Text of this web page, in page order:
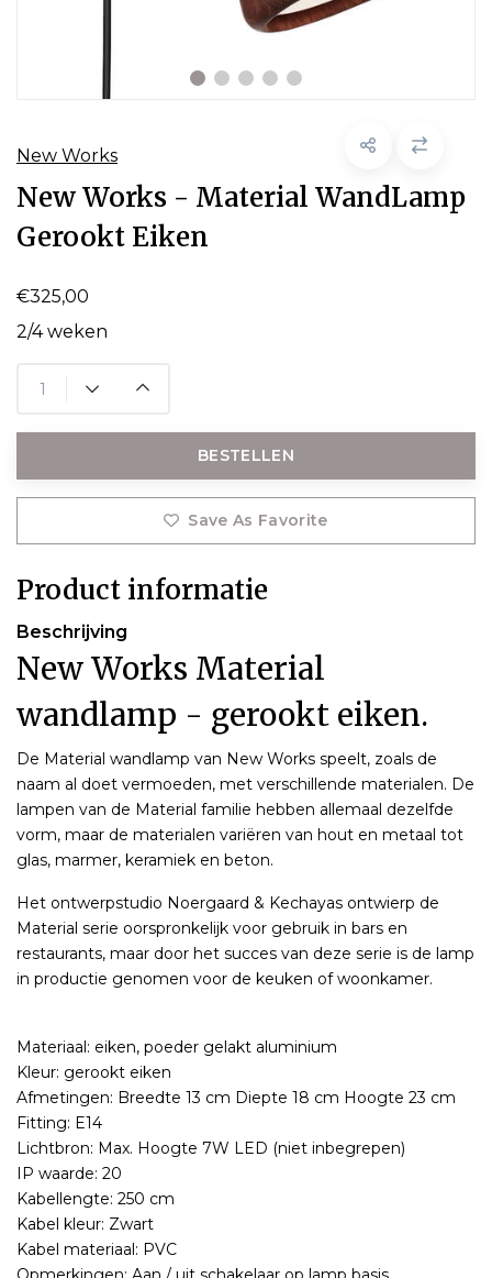
New Works
New Works - Material WandLamp
Gerookt Eiken
€325,00
2/4 weken
BESTELLEN
Save As Favorite
Product informatie
Beschrijving
New Works Material
wandlamp - gerookt eiken.
De Material wandlamp van New Works speelt, zoals de
naam al doet vermoeden, met verschillende materialen. De
lampen van de Material familie hebben allemaal dezelfde
vorm, maar de materialen variëren van hout en metaal tot
glas, marmer, keramiek en beton.
Het ontwerpstudio Noergaard & Kechayas ontwierp de
Material serie oorspronkelijk voor gebruik in bars en
restaurants, maar door het succes van deze serie is de lamp
in productie genomen voor de keuken of woonkamer.
Materiaal: eiken, poeder gelakt aluminium
Kleur: gerookt eiken
Afmetingen: Breedte 13 cm Diepte 18 cm Hoogte 23 cm
Fitting: E14
Lichtbron: Max. Hoogte 7W LED (niet inbegrepen)
IP waarde: 20
Kabellengte: 250 cm
Kabel kleur: Zwart
Kabel materiaal: PVC